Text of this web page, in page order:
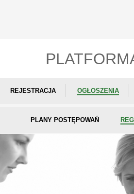
REJESTRACJA OGŁOSZENIA
PLANY POSTĘPOWAŃ